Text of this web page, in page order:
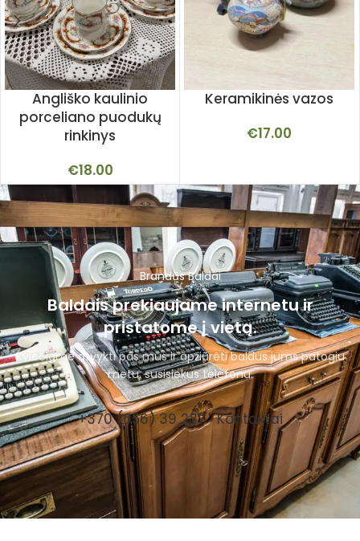
Angliško kaulinio
porceliano puodukų
rinkinys
€18.00
Keramikinės vazos
€17.00
Brandūs Baldai
Baldais prekiaujame internetu ir
pristatome į vietą.
Kviečiame atvykti pas mus ir apžiūrėti baldus jums patogiu
metu, susisiekus telefonu.
+370 (656) 39 287 Kontaktai